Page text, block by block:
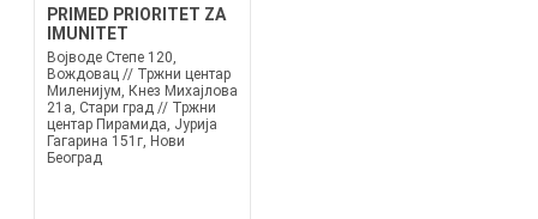
PRIMED PRIORITET ZA
IMUNITET
Војводе Степе 120,
Вождовац // Тржни центар
Миленијум, Кнез Михајлова
21а, Стари град // Тржни
центар Пирамида, Јурија
Гагарина 151г, Нови
Београд